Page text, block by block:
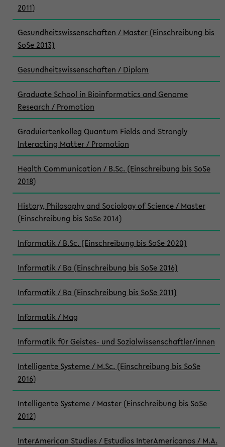
2011)
Gesundheitswissenschaften / Master (Einschreibung bis
SoSe 2013)
Gesundheitswissenschaften / Diplom
Graduate School in Bioinformatics and Genome
Research / Promotion
Graduiertenkolleg Quantum Fields and Strongly
Interacting Matter / Promotion
Health Communication / B.Sc. (Einschreibung bis SoSe
2018)
History, Philosophy and Sociology of Science / Master
(Einschreibung bis SoSe 2014)
Informatik / B.Sc. (Einschreibung bis SoSe 2020)
Informatik / Ba (Einschreibung bis SoSe 2016)
Informatik / Ba (Einschreibung bis SoSe 2011)
Informatik / Mag
Informatik für Geistes- und Sozialwissenschaftler/innen
Intelligente Systeme / M.Sc. (Einschreibung bis SoSe
2016)
Intelligente Systeme / Master (Einschreibung bis SoSe
2012)
InterAmerican Studies / Estudios InterAmericanos / M.A.